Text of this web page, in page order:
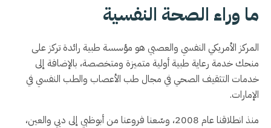
ما وراء الصحة النفسية
المركز الأمريكي النفسي والعصبي هو مؤسسة طبية رائدة تركز على
منحك خدمة رعاية طبية أولية متميزة ومتخصصة، بالإضافة إلى
خدمات التثقيف الصحي في مجال طب الأعصاب والطب النفسي في
الإمارات.
منذ انطلاقنا عام 2008، وسّعنا فروعنا من أبوظبي إلى دبي والعين،